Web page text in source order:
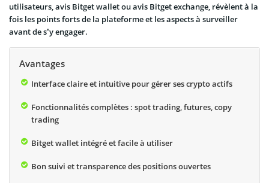
utilisateurs, avis Bitget wallet ou avis Bitget exchange, révèlent à la
fois les points forts de la plateforme et les aspects à surveiller
avant de s’y engager.
Avantages
Interface claire et intuitive pour gérer ses crypto actifs
Fonctionnalités complètes : spot trading, futures, copy
trading
Bitget wallet intégré et facile à utiliser
Bon suivi et transparence des positions ouvertes